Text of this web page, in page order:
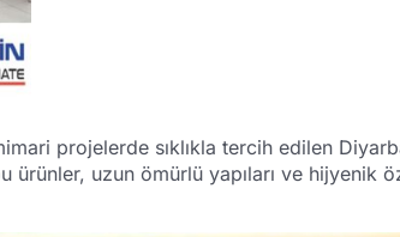
projelerde sıklıkla tercih edilen
ürünler, uzun ömürlü yapıları ve hijyenik